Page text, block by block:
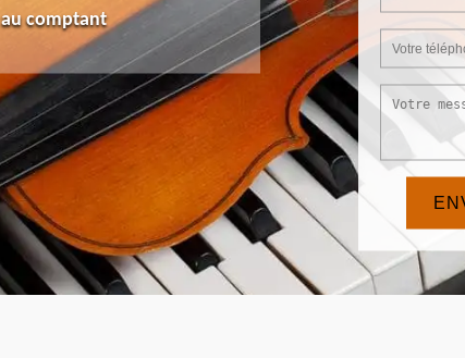
comptant